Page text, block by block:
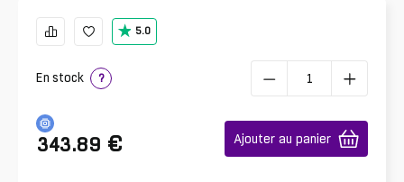
5.0
En stock ?
343.89 € Ajouter au panier